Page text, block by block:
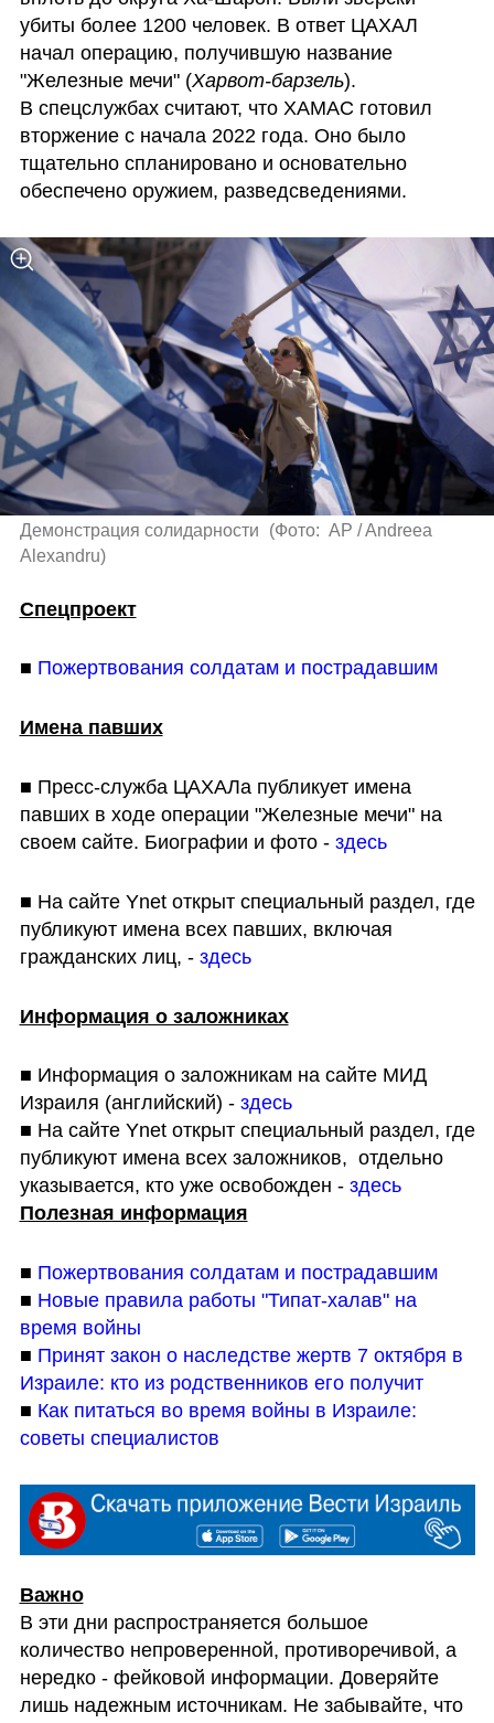
убиты более 1200 человек. В ответ ЦАХАЛ
начал операцию, получившую название
"Железные мечи" (Харвот-барзель).
В спецслужбах считают, что ХАМАС готовил
вторжение с начала 2022 года. Оно было
тщательно спланировано и основательно
обеспечено оружием, разведсведениями.
Демонстрация солидарности (Фото:  AP / Andreea
Alexandru)
Спецпроект
■ Пожертвования солдатам и пострадавшим
Имена павших
■ Пресс-служба ЦАХАЛа публикует имена
павших в ходе операции "Железные мечи" на
своем сайте. Биографии и фото - здесь
■ На сайте Ynet открыт специальный раздел, где
публикуют имена всех павших, включая
гражданских лиц, - здесь
Информация о заложниках
■ Информация о заложникам на сайте МИД
Израиля (английский) - здесь
■ На сайте Ynet открыт специальный раздел, где
публикуют имена всех заложников,  отдельно
указывается, кто уже освобожден - здесь
Полезная информация
■ Пожертвования солдатам и пострадавшим
■ Новые правила работы "Типат-халав" на
время войны
■ Принят закон о наследстве жертв 7 октября в
Израиле: кто из родственников его получит
■ Как питаться во время войны в Израиле:
советы специалистов
Важно
В эти дни распространяется большое
количество непроверенной, противоречивой, а
нередко - фейковой информации. Доверяйте
лишь надежным источникам. Не забывайте, что